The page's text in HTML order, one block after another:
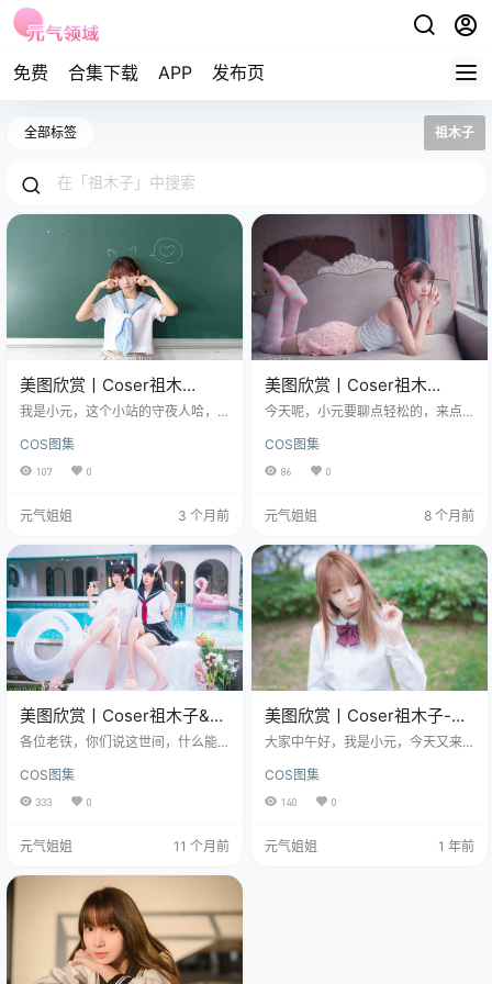
免费 合集下载 APP 发布页
全部标签 祖木子
美图欣赏丨Coser祖木
子:NO.006-不要躺在课桌上
我是小元，这个小站的守夜人哈，
长，叫美图欣赏丨Coser祖木子:NO.
006-不要躺在课桌上 [48P-39M
很久，越看越觉得有意思。一个Cos
起了这么一个带着劝告口吻的名
字。"不要躺在课桌上"——你说她这
是在劝谁呢？是在劝图里的自己，
还是在劝屏幕…
COS图集
107 0
元气姐姐 3 个月前
美图欣赏丨Coser祖木
子:NO.013-粉白条纹小可爱
今天呢，小元要聊点轻松的，来点
元世界里的一道亮丽风景线，今天
咱们的主角，是那位名叫祖木子的
带着一股子软萌劲儿——“粉白条纹
住想一探究竟。 这次祖木子带来
的，是整整50张照片，打包在一起
足足有220MB。这可不是随便拍拍
的，这背后肯定是有心有灵犀的创
作和精心的准备。…
COS图集
86 0
元气姐姐 8 个月前
美图欣赏丨Coser祖木子&封
疆疆:NO.026-碧蓝航线 能代
各位老铁，你们说这世间，什么能
丽山河，还是那笔下千秋？依我看
啊，有时候，就是这么一组图片，
简简单单，却能把人带入另一个世
▼▼ 今儿个，咱们就来聊聊网站上
题，信息量是不是挺大？别急，小
元我这就跟您细细道来。 说起来，
这“美图欣赏”四个字，看似寻常，实
则里面藏着大学问。它不单单是看
个热闹，更多的是一种对美的追求…
COS图集
333 0
元气姐姐 11 个月前
美图欣赏丨Coser祖木子-兔
玩绿草坪[40P-113MB]
大家中午好，我是小元，今天又来
这次的主角呢，是咱们Coser圈里挺
有自己独特风格的姑娘祖木子。 免
费套图，文章末尾获取(收藏本站不
治愈光环的小仙女，每次看到她的
COS图集
140 0
元气姐姐 1 年前